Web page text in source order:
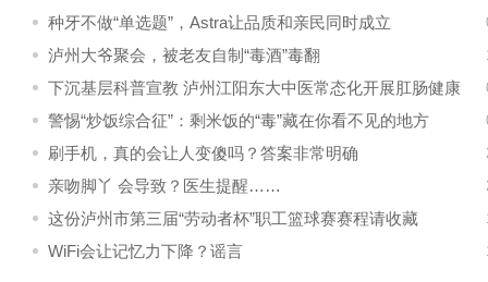
种牙不做“单选题”，Astra让品质和亲民同时成立
泸州大爷聚会，被老友自制“毒酒”毒翻
下沉基层科普宣教 泸州江阳东大中医常态化开展肛肠健康
科普服务
警惕“炒饭综合征”：剩米饭的“毒”藏在你看不见的地方
刷手机，真的会让人变傻吗？答案非常明确
亲吻脚丫 会导致？医生提醒……
这份泸州市第三届“劳动者杯”职工篮球赛赛程请收藏
WiFi会让记忆力下降？谣言